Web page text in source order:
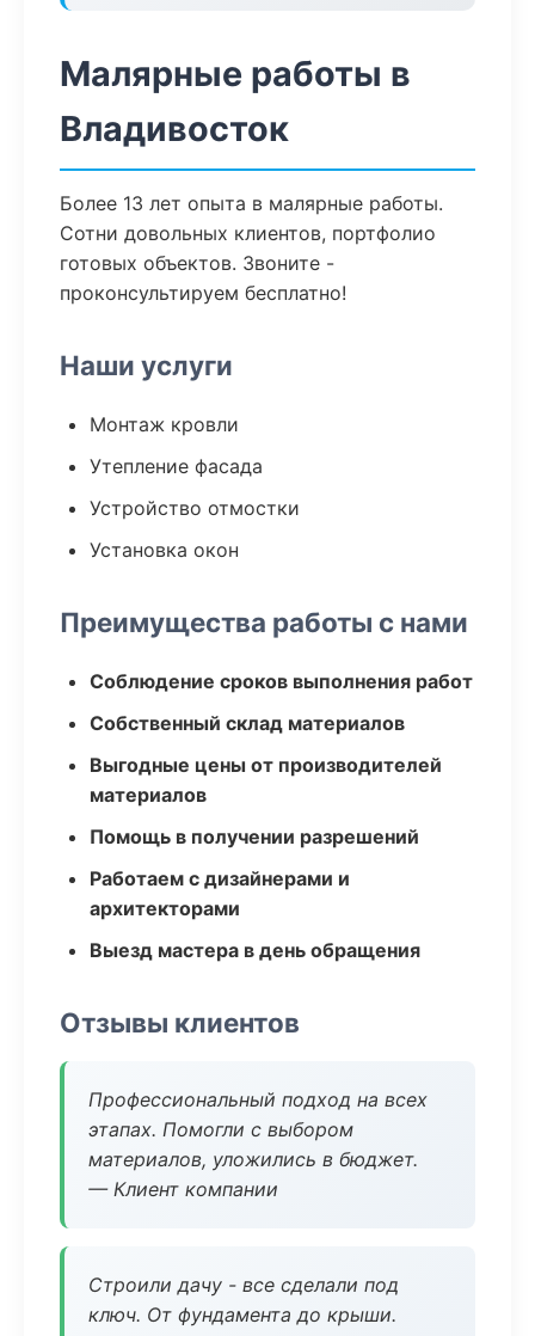
Малярные работы в
Владивосток
Более 13 лет опыта в малярные работы.
Сотни довольных клиентов, портфолио
готовых объектов. Звоните -
проконсультируем бесплатно!
Наши услуги
Монтаж кровли
Утепление фасада
Устройство отмостки
Установка окон
Преимущества работы с нами
Соблюдение сроков выполнения работ
Собственный склад материалов
Выгодные цены от производителей
материалов
Помощь в получении разрешений
Работаем с дизайнерами и
архитекторами
Выезд мастера в день обращения
Отзывы клиентов
Профессиональный подход на всех
этапах. Помогли с выбором
материалов, уложились в бюджет.
— Клиент компании
Строили дачу - все сделали под
ключ. От фундамента до крыши.